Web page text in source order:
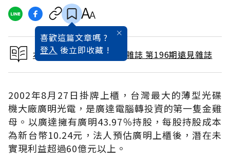
喜歡這篇文章嗎 ?
登入 後立即收藏 !
本文出自 2002 / 10月號雜誌 第196期遠見雜誌
2002年8月27日掛牌上櫃，台灣最大的薄型光碟
機大廠廣明光電，是廣達電腦轉投資的第一隻金雞
母。以廣達擁有廣明43.97％持股，每股持股成本
為新台幣10.24元，法人預估廣明上櫃後，潛在未
實現利益超過60億元以上。